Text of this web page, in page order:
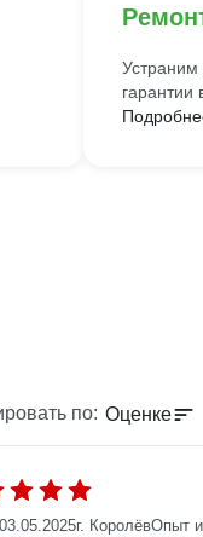
гарантии
по: Оценке
03.05.2025г. КоролёвОпыт